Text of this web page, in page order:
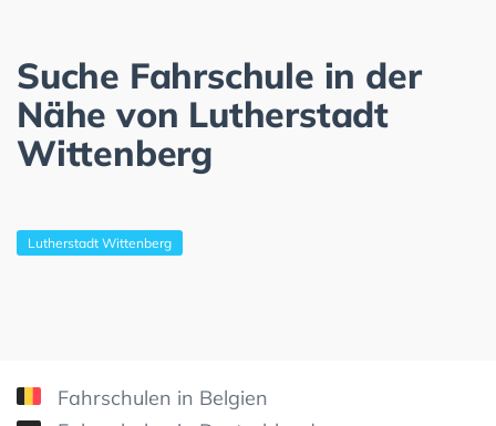
Suche Fahrschule in der
Nähe von Lutherstadt
Wittenberg
Lutherstadt Wittenberg
Fahrschulen in Belgien